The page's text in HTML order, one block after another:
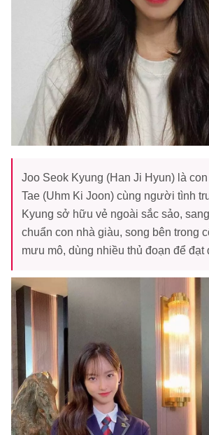
Joo Seok Kyung (Han Ji Hyun) là
Tae (Uhm Ki Joon) cùng người tình
Kyung sở hữu vẻ ngoài sắc sảo,
chuẩn con nhà giàu, song bên trong
mưu mô, dùng nhiều thủ đoạn để